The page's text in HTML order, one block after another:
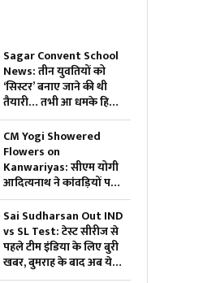
Sagar Convent School
News: तीन युवतियों को
‘सिस्टर’ बनाए जाने की थी
तैयारी… तभी आ धमके हिन्दू
संगठन के लोग और पुलिस,
स्कूल में मचा बवाल
CM Yogi Showered
Flowers on
Kanwariyas: सीएम योगी
आदित्यनाथ ने कांवड़ियों पर
की पुष्पवर्षा, की जनता की
सुख-शांति और समृद्धि की
कामना
Sai Sudharsan Out IND
vs SL Test: टेस्ट सीरीज से
पहले टीम इंडिया के लिए बुरी
खबर, बुमराह के बाद अब ये
मैच विनर खिलाड़ी हुआ बाहर